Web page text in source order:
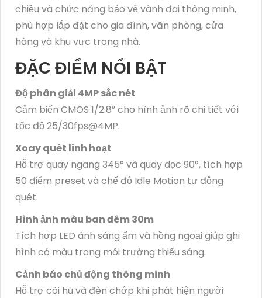
chiều và chức năng bảo vệ vành đai thông minh,
phù hợp lắp đặt cho gia đình, văn phòng, cửa
hàng và khu vực trong nhà.
ĐẶC ĐIỂM NỔI BẬT
Độ phân giải 4MP sắc nét
Cảm biến CMOS 1/2.8” cho hình ảnh rõ chi tiết với
tốc độ 25/30fps@4MP.
Xoay quét linh hoạt
Hỗ trợ quay ngang 345° và quay dọc 90°, tích hợp
50 điểm preset và chế độ Idle Motion tự động
quét.
Hình ảnh màu ban đêm 30m
Tích hợp LED ánh sáng ấm và hồng ngoại giúp ghi
hình có màu trong môi trường thiếu sáng.
Cảnh báo chủ động thông minh
Hỗ trợ còi hú và đèn chớp khi phát hiện người